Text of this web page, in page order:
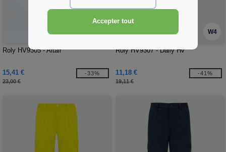
Roly HV9305 - Altair
15,41 €
23,00 €
-33%
W4
Roly HV9307 - Daily Hv
11,18 €
19,11 €
-41%
Accepter tout